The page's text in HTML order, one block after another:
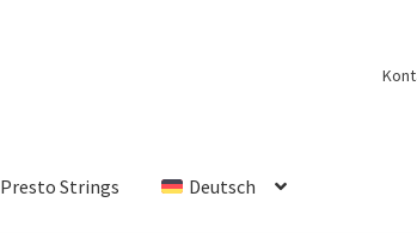
Presto Strings Deutsch